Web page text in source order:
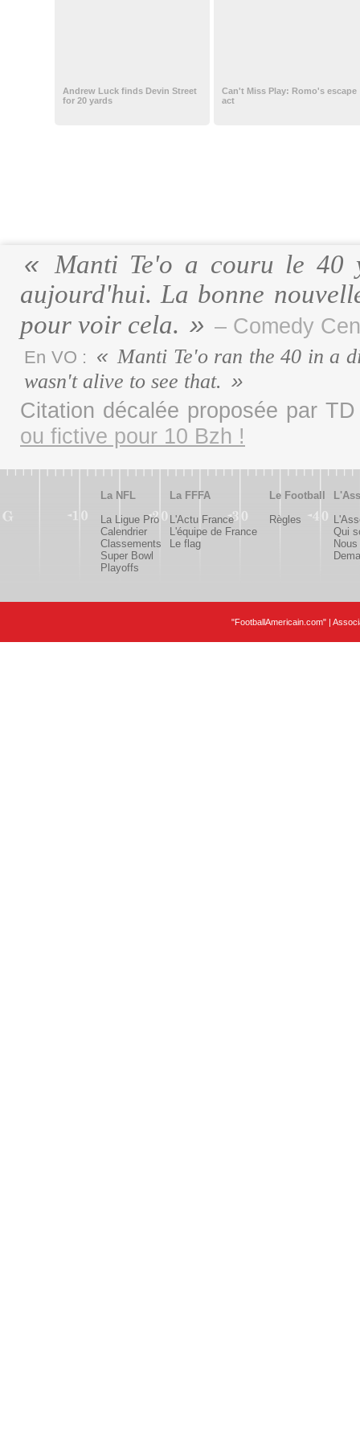
Andrew Luck finds Devin Street
for 20 yards
Can't Miss Play: Romo's escape
act
Manti Te'o a couru le 40
aujourd'hui. La bonne
pour voir cela.
– Comedy
En VO :
Manti Te'o ran the 40 in a
wasn't alive to see that.
Citation décalée proposée par
ou fictive pour 10 Bzh !
La NFL
La Ligue Pro
Calendrier
Classements
Super Bowl
Playoffs
La FFFA
L'Actu France
L'équipe de France
Le flag
Le Football
Règles
Qui
"FootballAmericain.com" |